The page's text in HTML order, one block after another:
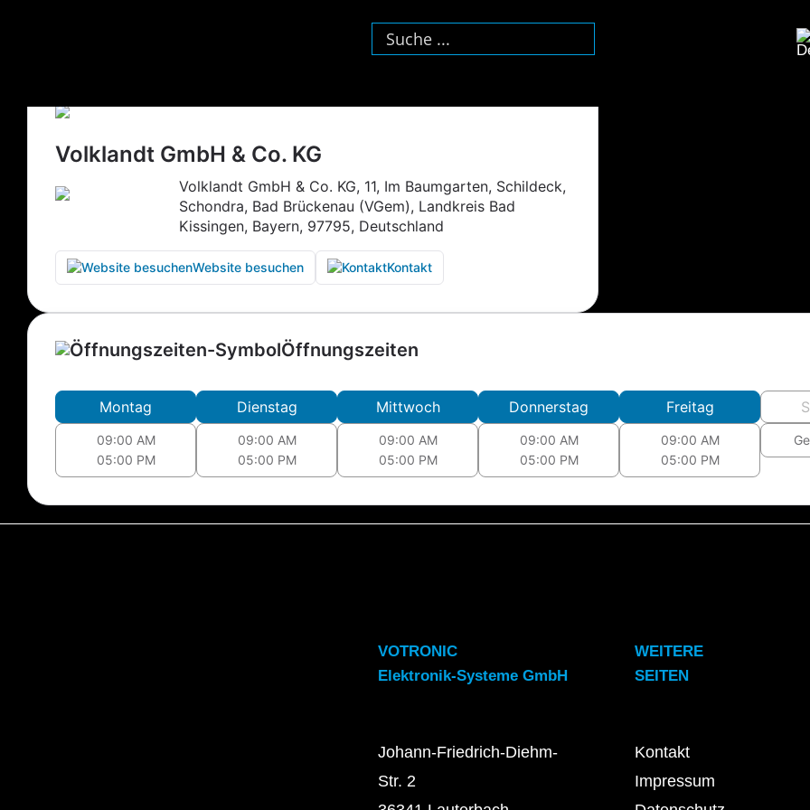
Volklandt GmbH & Co. KG
Volklandt GmbH & Co. KG, 11, Im Baumgarten, Schildeck,
Schondra, Bad Brückenau (VGem), Landkreis Bad
Kissingen, Bayern, 97795, Deutschland
Website besuchen Kontakt
Öffnungszeiten
Montag
09:00 AM
05:00 PM
Dienstag
09:00 AM
05:00 PM
Mittwoch
09:00 AM
05:00 PM
Donnerstag
09:00 AM
05:00 PM
Freitag
09:00 AM
05:00 PM
VOTRONIC
Elektronik-Systeme GmbH
Johann-Friedrich-Diehm-
Str. 2
WEITERE
SEITEN
Kontakt
Impressum